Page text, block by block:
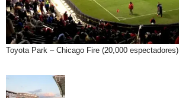
Toyota Park – Chicago Fire (20,000 espectadores)